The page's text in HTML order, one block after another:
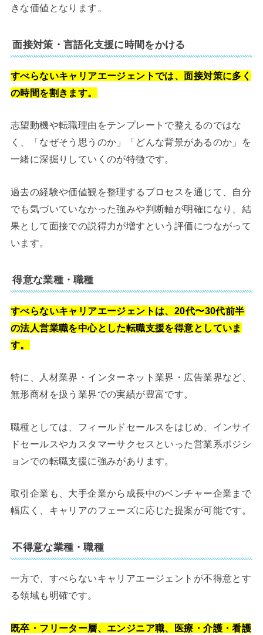
きな価値となります。
面接対策・言語化支援に時間をかける
すべらないキャリアエージェントでは、面接対策に多く
の時間を割きます。
志望動機や転職理由をテンプレートで整えるのではな
く、「なぜそう思うのか」「どんな背景があるのか」を
一緒に深掘りしていくのが特徴です。
過去の経験や価値観を整理するプロセスを通じて、自分
でも気づいていなかった強みや判断軸が明確になり、結
果として面接での説得力が増すという評価につながって
います。
得意な業種・職種
すべらないキャリアエージェントは、20代〜30代前半
の法人営業職を中心とした転職支援を得意としていま
す。
特に、人材業界・インターネット業界・広告業界など、
無形商材を扱う業界での実績が豊富です。
職種としては、フィールドセールスをはじめ、インサイ
ドセールスやカスタマーサクセスといった営業系ポジシ
ョンでの転職支援に強みがあります。
取引企業も、大手企業から成長中のベンチャー企業まで
幅広く、キャリアのフェーズに応じた提案が可能です。
不得意な業種・職種
一方で、すべらないキャリアエージェントが不得意とす
る領域も明確です。
既卒・フリーター層、エンジニア職、医療・介護・看護